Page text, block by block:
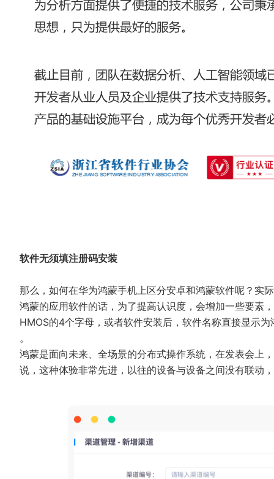
软件无须填注册码安装
那么，如何在华为鸿蒙手机上区分安卓和鸿蒙软件呢？实
鸿蒙的应用软件的话，为了提高认识度，会增加一些要素
HMOS的4个字母，或者软件安装后，软件名称直接显示
。
鸿蒙是面向未来、全场景的分布式操作系统，在发表会上
说，这种体验非常先进，以往的设备与设备之间没有联动